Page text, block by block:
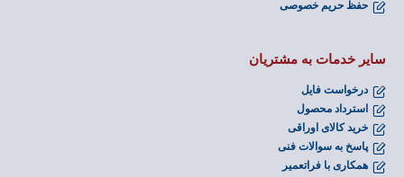
حفظ حریم خصوصی
سایر خدمات به مشتریان
درخواست فایل
استرداد محصول
خرید کالای اوراقی
پاسخ به سوالات فنی
همکاری با فراتعمیر